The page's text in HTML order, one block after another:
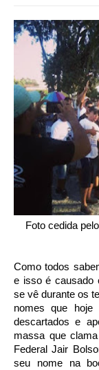
Foto cedida
Como todos
e isso é causado
se vê durante os
nomes que hoje
descartados e
massa que
Federal Jair
seu nome na